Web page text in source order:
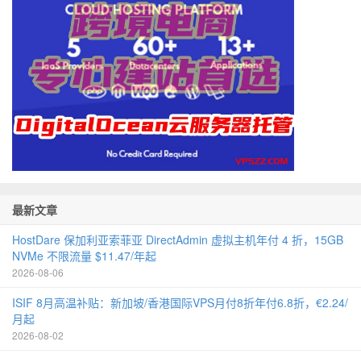
最新文章
HostDare 保加利亚索菲亚 DirectAdmin 虚拟主机年付 4 折，15GB
NVMe 不限流量 $11.47/年起
2026-08-06
ISIF 8月高温补贴：新加坡/香港国际VPS月付8折年付6.8折，€2.24/
月起
2026-08-02